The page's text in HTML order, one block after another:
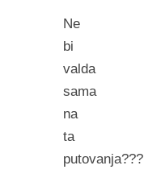
Ne
bi
valda
sama
na
ta
putovanja???